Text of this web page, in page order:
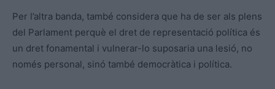
Per l’altra banda, també considera que ha de ser als plens
del Parlament perquè el dret de representació política és
un dret fonamental i vulnerar-lo suposaria una lesió, no
només personal, sinó també democràtica i política.